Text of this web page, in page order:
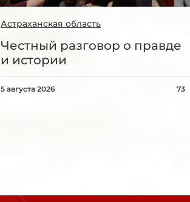
Астраханская область
Честный разговор о правде
и истории
5 августа 2026 73